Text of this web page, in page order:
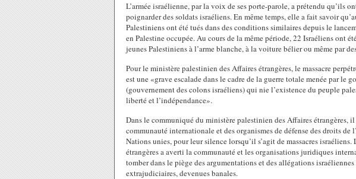
L’armée israélienne, par la voix de ses porte-parole, a prétendu qu’ils
poignarder des soldats israéliens. En même temps, elle a fait savoir
Palestiniens ont été tués dans des conditions similaires depuis le
en Palestine occupée. Au cours de la même période, 22 Israéliens ont
jeunes Palestiniens à l’arme blanche, à la voiture bélier ou même par
Pour le ministère palestinien des Affaires étrangères, le massacre
est une «grave escalade dans le cadre de la guerre totale menée par le
(gouvernement des colons israéliens) qui nie l’existence du peuple
liberté et l’indépendance».
Dans le communiqué du ministère palestinien des Affaires étrangères,
communauté internationale et des organismes de défense des droits de
Nations unies, pour leur silence lorsqu’il s’agit de massacres
étrangères a averti la communauté et les organisations juridiques
tomber dans le piège des argumentations et des allégations
extrajudiciaires, devenues banales.